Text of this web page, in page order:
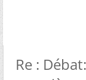
Re :